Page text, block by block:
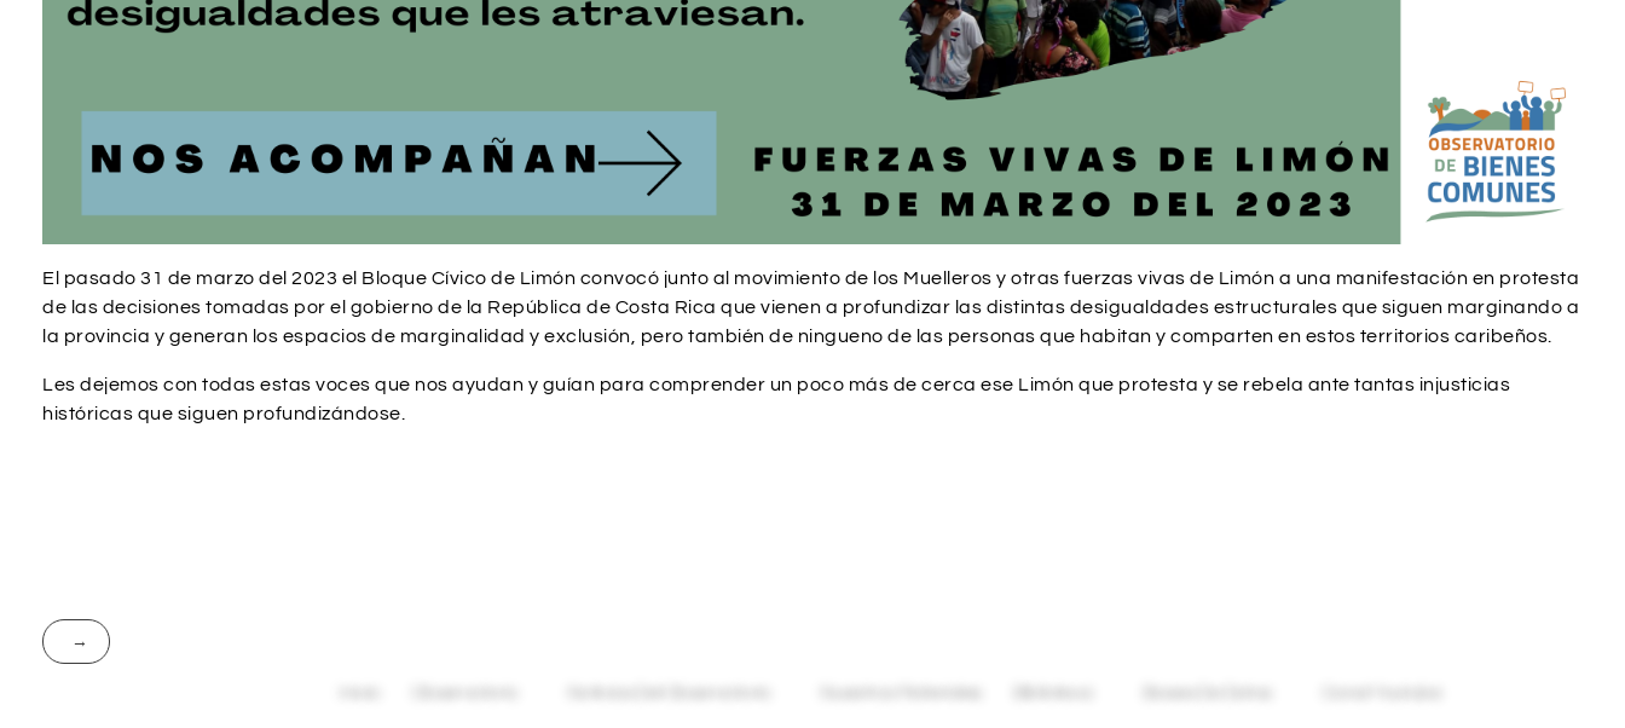
El pasado 31 de marzo del 2023 el Bloque Cívico de Limón convocó junto al movimiento de los Muelleros y otras fuerzas vivas de Limón a una manifestación en protesta
de las decisiones tomadas por el gobierno de la República de Costa Rica que vienen a profundizar las distintas desigualdades estructurales que siguen marginando a
la provincia y generan los espacios de marginalidad y exclusión, pero también de ningueno de las personas que habitan y comparten en estos territorios caribeños.
Les dejemos con todas estas voces que nos ayudan y guían para comprender un poco más de cerca ese Limón que protesta y se rebela ante tantas injusticias
históricas que siguen profundizándose.